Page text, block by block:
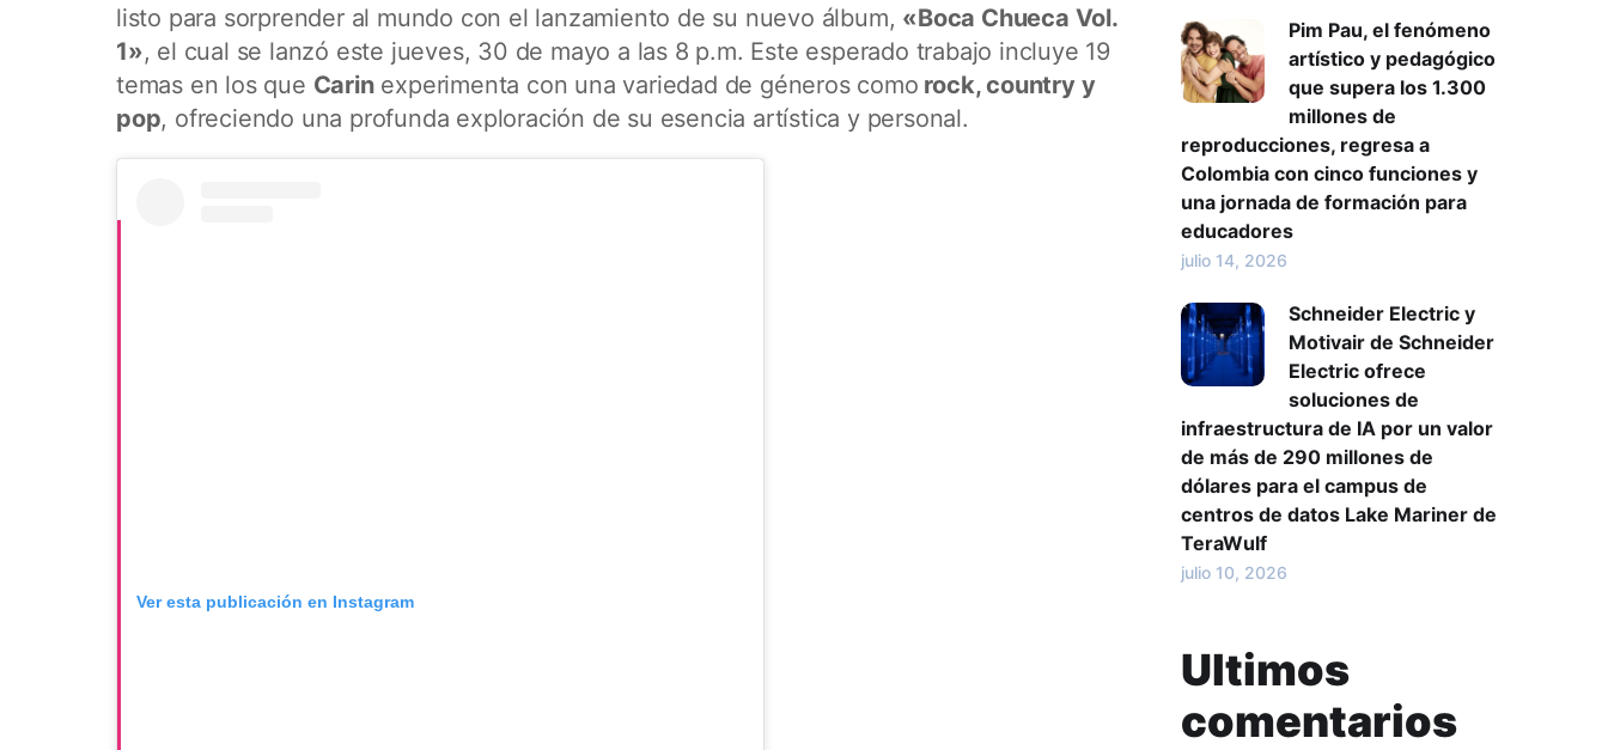
listo para sorprender al mundo con el lanzamiento de su nuevo álbum, «Boca Chueca Vol.
1», el cual se lanzó este jueves, 30 de mayo a las 8 p.m. Este esperado trabajo incluye 19
temas en los que Carinexperimenta con una variedad de géneros como rock, country y
pop, ofreciendo una profunda exploración de su esencia artística y personal.
Ver esta publicación en Instagram
Pim Pau, el fenómeno
artístico y pedagógico
que supera los 1.300
millones de
reproducciones, regresa a
Colombia con cinco funciones y
una jornada de formación para
educadores
julio 14, 2026
Schneider Electric y
Motivair de Schneider
Electric ofrece
soluciones de
infraestructura de IA por un valor
de más de 290 millones de
dólares para el campus de
centros de datos Lake Mariner de
TeraWulf
julio 10, 2026
Ultimos
comentarios